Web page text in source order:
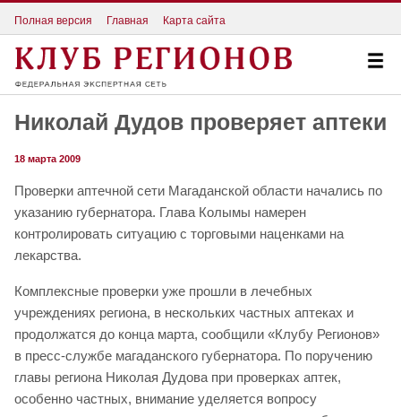
Полная версия Главная Карта сайта
Николай Дудов проверяет аптеки
18 марта 2009
Проверки аптечной сети Магаданской области начались по
указанию губернатора. Глава Колымы намерен
контролировать ситуацию с торговыми наценками на
лекарства.
Комплексные проверки уже прошли в лечебных
учреждениях региона, в нескольких частных аптеках и
продолжатся до конца марта, сообщили «Клубу Регионов»
в пресс-службе магаданского губернатора. По поручению
главы региона Николая Дудова при проверках аптек,
особенно частных, внимание уделяется вопросу